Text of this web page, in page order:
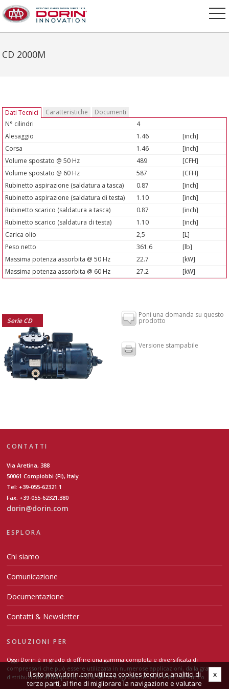
CD 2000M
Dati Tecnici Caratteristiche
Documenti
N° cilindri
4
Alesaggio
1.46
[inch]
Corsa
1.46
[inch]
Volume spostato @ 50 Hz
489
[CFH]
Volume spostato @ 60 Hz
587
[CFH]
Rubinetto aspirazione (saldatura a tasca)
0.87
[inch]
Rubinetto aspirazione (saldatura di testa)
1.10
[inch]
Rubinetto scarico (saldatura a tasca)
0.87
[inch]
Rubinetto scarico (saldatura di testa)
1.10
[inch]
Carica olio
2,5
[L]
Peso netto
361.6
[lb]
Massima potenza assorbita @ 50 Hz
22.7
[kW]
Massima potenza assorbita @ 60 Hz
27.2 [kW]
Serie CD
Poni una domanda su questo
prodotto
Versione stampabile
CONTATTI
Via Aretina, 388
50061 Compiobbi (FI), Italy
Tel: +39-055-62321.1
Fax: +39-055-62321.380
dorin@dorin.com
ESPLORA
Chi siamo
Comunicazione
Documentazione
Contatti & Newsletter
SOLUZIONI PER
Oggi Dorin è in grado di offrire una gamma completa e diversificata di
compressori che può essere utilizzata in numerose applicazioni, dalla grande
distribuzione al trasporto, fino al settore agroalimentare e farmaceutico.
Il sito www.dorin.com utilizza cookies tecnici e analitici di
terze parti, al fine di migliorare la navigazione e valutare
x